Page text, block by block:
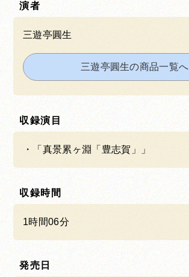
演者
三遊亭圓生
三遊亭圓生の商品一覧へ
収録演目
「真景累ヶ淵「豊志賀」」
収録時間
1時間06分
発売日